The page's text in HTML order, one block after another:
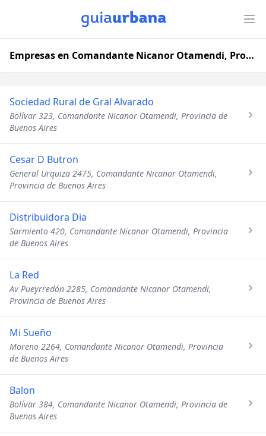
Empresas en Comandante Nicanor Otamendi, Provincia de Buenos Aires
Sociedad Rural de Gral Alvarado
Bolívar 323, Comandante Nicanor Otamendi, Provincia de
Buenos Aires
Cesar D Butron
General Urquiza 2475, Comandante Nicanor Otamendi,
Provincia de Buenos Aires
Distribuidora Dia
Sarmiento 420, Comandante Nicanor Otamendi, Provincia
de Buenos Aires
La Red
Av Pueyrredón 2285, Comandante Nicanor Otamendi,
Provincia de Buenos Aires
Mi Sueño
Moreno 2264, Comandante Nicanor Otamendi, Provincia
de Buenos Aires
Balon
Bolívar 384, Comandante Nicanor Otamendi, Provincia de
Buenos Aires